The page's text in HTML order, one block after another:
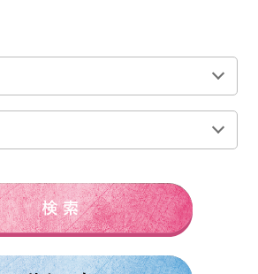
200万円前後 250万円前後
500万円～